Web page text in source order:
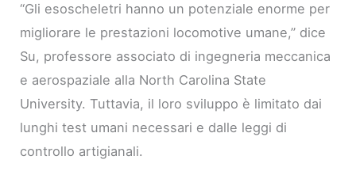
“Gli esoscheletri hanno un potenziale enorme per
migliorare le prestazioni locomotive umane,” dice
Su, professore associato di ingegneria meccanica
e aerospaziale alla North Carolina State
University. Tuttavia, il loro sviluppo è limitato dai
lunghi test umani necessari e dalle leggi di
controllo artigianali.